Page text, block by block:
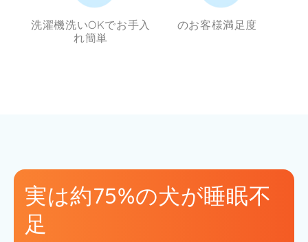
洗濯機洗いOKでお手入
れ簡単
のお客様満足度
実は約75%の犬が睡眠不
足